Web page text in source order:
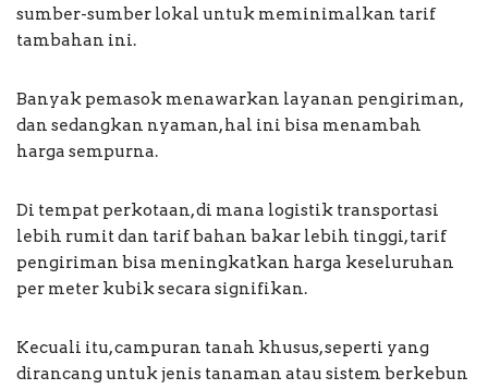
sumber-sumber lokal untuk meminimalkan tarif
tambahan ini.
Banyak pemasok menawarkan layanan pengiriman,
dan sedangkan nyaman, hal ini bisa menambah
harga sempurna.
Di tempat perkotaan, di mana logistik transportasi
lebih rumit dan tarif bahan bakar lebih tinggi, tarif
pengiriman bisa meningkatkan harga keseluruhan
per meter kubik secara signifikan.
Kecuali itu, campuran tanah khusus, seperti yang
dirancang untuk jenis tanaman atau sistem berkebun